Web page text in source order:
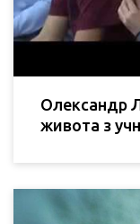
Олександр
живота з